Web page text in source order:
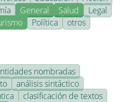
General Salud
Legal
Política otros
nombradas
análisis sintáctico
clasificación de textos